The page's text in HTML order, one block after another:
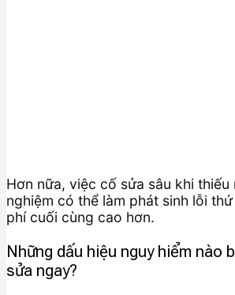
Hơn nữa, việc cố sửa sâu khi thiếu
nghiệm có thể làm phát sinh lỗi
phí cuối cùng cao hơn.
Những dấu hiệu nguy hiểm nào
sửa ngay?